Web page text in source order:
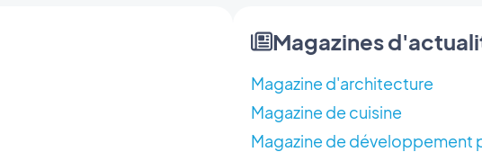
Magazines
Magazine d'architecture
Magazine de cuisine
Magazine de développement